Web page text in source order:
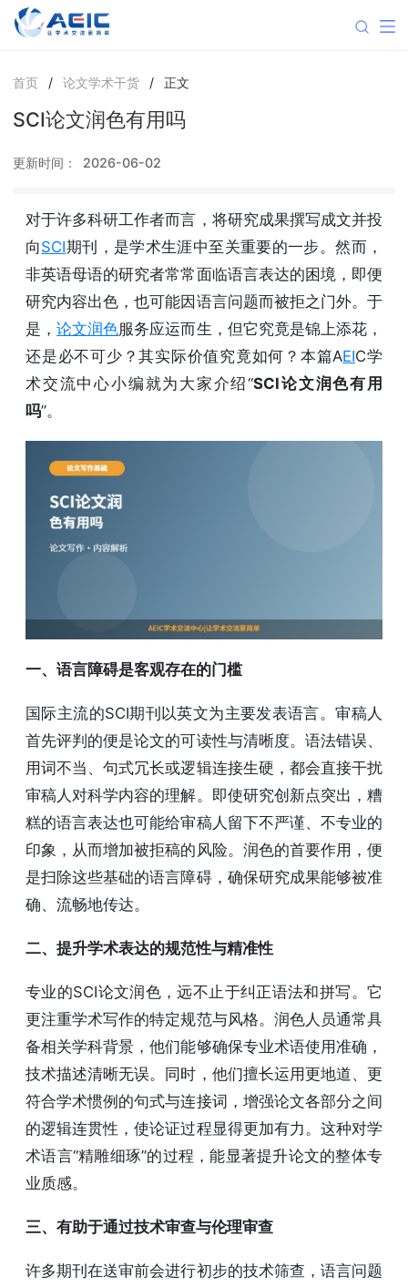
首页 / 论文学术干货 / 正文
SCI论文润色有用吗
更新时间： 2026-06-02
对于许多科研工作者而言，将研究成果撰写成文并投
向SCI期刊，是学术生涯中至关重要的一步。然而，
非英语母语的研究者常常面临语言表达的困境，即便
研究内容出色，也可能因语言问题而被拒之门外。于
是，论文润色服务应运而生，但它究竟是锦上添花，
还是必不可少？其实际价值究竟如何？本篇AEIC学
术交流中心小编就为大家介绍“SCI论文润色有用
吗”。
一、语言障碍是客观存在的门槛
国际主流的SCI期刊以英文为主要发表语言。审稿人
首先评判的便是论文的可读性与清晰度。语法错误、
用词不当、句式冗长或逻辑连接生硬，都会直接干扰
审稿人对科学内容的理解。即使研究创新点突出，糟
糕的语言表达也可能给审稿人留下不严谨、不专业的
印象，从而增加被拒稿的风险。润色的首要作用，便
是扫除这些基础的语言障碍，确保研究成果能够被准
确、流畅地传达。
二、提升学术表达的规范性与精准性
专业的SCI论文润色，远不止于纠正语法和拼写。它
更注重学术写作的特定规范与风格。润色人员通常具
备相关学科背景，他们能够确保专业术语使用准确，
技术描述清晰无误。同时，他们擅长运用更地道、更
符合学术惯例的句式与连接词，增强论文各部分之间
的逻辑连贯性，使论证过程显得更加有力。这种对学
术语言“精雕细琢”的过程，能显著提升论文的整体专
业质感。
三、有助于通过技术审查与伦理审查
许多期刊在送审前会进行初步的技术筛查，语言问题